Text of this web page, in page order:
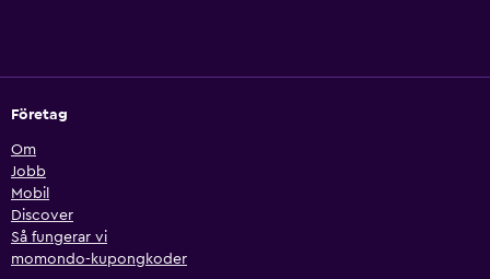
Företag
Om
Jobb
Mobil
Discover
Så fungerar vi
momondo-kupongkoder